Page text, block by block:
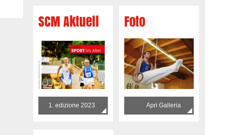
SCM Aktuell
1. edizione 2023
Foto
Apri Galleria